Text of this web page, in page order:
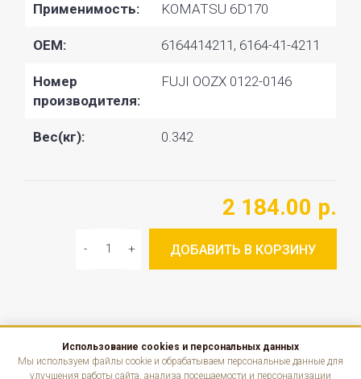
Применимость: KOMATSU 6D170
OEM: 6164414211, 6164-41-4211
Номер
производителя:
FUJI OOZX 0122-0146
Вес(кг): 0.342
2 184.00 р.
ДОБАВИТЬ В КОРЗИНУ
КАТАЛОГ
Использование cookies и персональных данных
Мы используем файлы cookie и обрабатываем персональные данные для
улучшения работы сайта, анализа посещаемости и персонализации